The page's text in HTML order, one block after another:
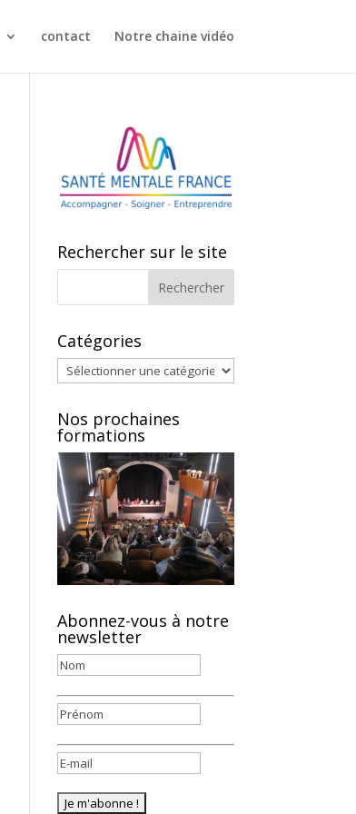
contact Notre chaine vidéo
Rechercher sur le site
Catégories
Catégories
Nos prochaines
formations
Abonnez-vous à notre
newsletter